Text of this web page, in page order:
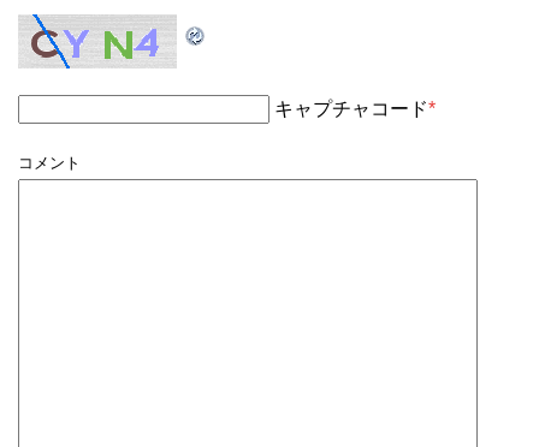
キャプチャコード*
コメント